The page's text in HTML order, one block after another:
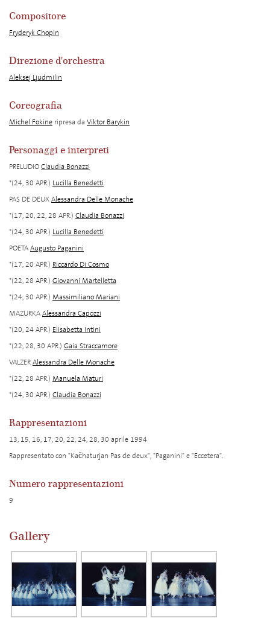
Compositore
Fryderyk Chopin
Direzione d'orchestra
Aleksej Ljudmilin
Coreografia
Michel Fokine ripresa da Viktor Barykin
Personaggi e interpreti
PRELUDIOClaudia Bonazzi
*(24, 30 APR.) Lucilla Benedetti
PAS DE DEUXAlessandra Delle Monache
*(17, 20, 22, 28 APR.) Claudia Bonazzi
*(24, 30 APR.) Lucilla Benedetti
POETAAugusto Paganini
*(17, 20 APR.) Riccardo Di Cosmo
*(22, 28 APR.) Giovanni Martelletta
*(24, 30 APR.) Massimiliano Mariani
MAZURKAAlessandra Capozzi
*(20, 24 APR.) Elisabetta Intini
*(22, 28, 30 APR.) Gaia Straccamore
VALZERAlessandra Delle Monache
*(22, 28 APR.) Manuela Maturi
*(24, 30 APR.) Claudia Bonazzi
Rappresentazioni
13, 15, 16, 17, 20, 22, 24, 28, 30 aprile 1994
Rappresentato con "Kačhaturjan Pas de deux", "Paganini" e "Eccetera".
Numero rappresentazioni
9
Gallery